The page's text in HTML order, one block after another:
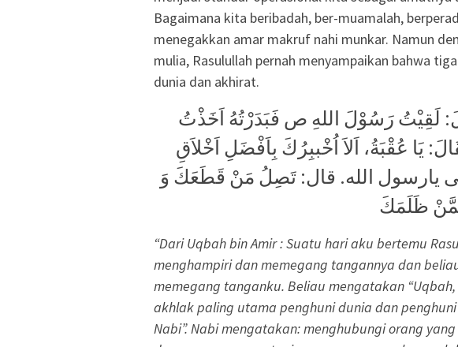
Bagaimana kita beribadah, ber-muamalah,
menegakkan amar makruf nahi munkar. Namun
mulia, Rasulullah pernah menyampaikan bahwa
dunia dan akhirat.
لَقِيْتُ رَسُوْلَ اللهِ ص فَبَدَرْتُهُ اَخَذْتُ
يَا عُقْبَةُ، اَلاَ اُخْببِرُكَ بِاَفْضَلِ اَخْلاَقِ
يارسول الله. قال: تَصِلُ مَنْ قَطَعَكَ وَ
ظَلَمَكَ
“Dari Uqbah bin Amir : Suatu hari aku bertemu
menghampiri dan memegang tangannya dan
memegang tanganku. Beliau mengatakan
akhlak paling utama penghuni dunia dan
Nabi”. Nabi mengatakan: menghubungi orang